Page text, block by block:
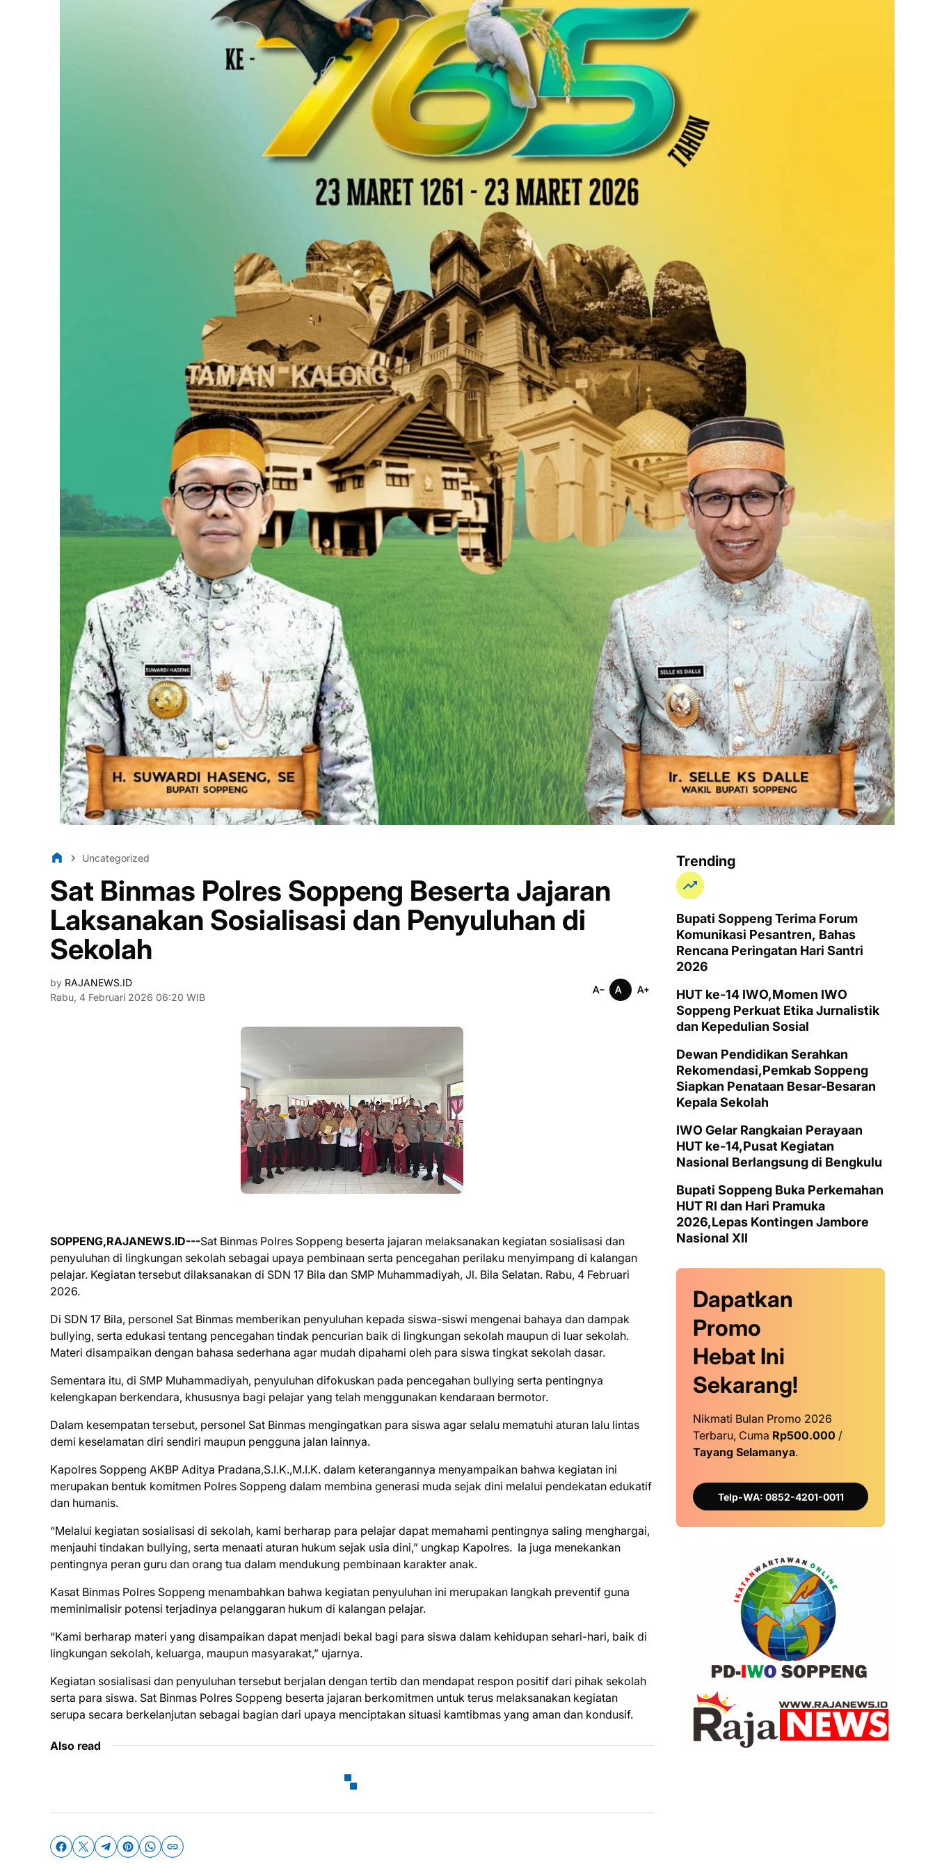
Uncategorized
Sat Binmas Polres Soppeng Beserta Jajaran
Laksanakan Sosialisasi dan Penyuluhan di
Sekolah
by RAJANEWS.ID
Rabu, 4 Februari 2026 06:20 WIB
SOPPENG,RAJANEWS.ID---Sat Binmas Polres Soppeng beserta jajaran melaksanakan kegiatan sosialisasi dan
penyuluhan di lingkungan sekolah sebagai upaya pembinaan serta pencegahan perilaku menyimpang di kalangan
pelajar. Kegiatan tersebut dilaksanakan di SDN 17 Bila dan SMP Muhammadiyah, Jl. Bila Selatan. Rabu, 4 Februari
2026.
Di SDN 17 Bila, personel Sat Binmas memberikan penyuluhan kepada siswa-siswi mengenai bahaya dan dampak
bullying, serta edukasi tentang pencegahan tindak pencurian baik di lingkungan sekolah maupun di luar sekolah.
Materi disampaikan dengan bahasa sederhana agar mudah dipahami oleh para siswa tingkat sekolah dasar.
Sementara itu, di SMP Muhammadiyah, penyuluhan difokuskan pada pencegahan bullying serta pentingnya
kelengkapan berkendara, khususnya bagi pelajar yang telah menggunakan kendaraan bermotor.
Dalam kesempatan tersebut, personel Sat Binmas mengingatkan para siswa agar selalu mematuhi aturan lalu lintas
demi keselamatan diri sendiri maupun pengguna jalan lainnya.
Kapolres Soppeng AKBP Aditya Pradana,S.I.K.,M.I.K. dalam keterangannya menyampaikan bahwa kegiatan ini
merupakan bentuk komitmen Polres Soppeng dalam membina generasi muda sejak dini melalui pendekatan edukatif
dan humanis.
“Melalui kegiatan sosialisasi di sekolah, kami berharap para pelajar dapat memahami pentingnya saling menghargai,
menjauhi tindakan bullying, serta menaati aturan hukum sejak usia dini,” ungkap Kapolres. Ia juga menekankan
pentingnya peran guru dan orang tua dalam mendukung pembinaan karakter anak.
Kasat Binmas Polres Soppeng menambahkan bahwa kegiatan penyuluhan ini merupakan langkah preventif guna
meminimalisir potensi terjadinya pelanggaran hukum di kalangan pelajar.
“Kami berharap materi yang disampaikan dapat menjadi bekal bagi para siswa dalam kehidupan sehari-hari, baik di
lingkungan sekolah, keluarga, maupun masyarakat,” ujarnya.
Kegiatan sosialisasi dan penyuluhan tersebut berjalan dengan tertib dan mendapat respon positif dari pihak sekolah
serta para siswa. Sat Binmas Polres Soppeng beserta jajaran berkomitmen untuk terus melaksanakan kegiatan
serupa secara berkelanjutan sebagai bagian dari upaya menciptakan situasi kamtibmas yang aman dan kondusif.
Also read
Trending
Bupati Soppeng Terima Forum
Komunikasi Pesantren, Bahas
Rencana Peringatan Hari Santri
2026
HUT ke-14 IWO,Momen IWO
Soppeng Perkuat Etika Jurnalistik
dan Kepedulian Sosial
Dewan Pendidikan Serahkan
Rekomendasi,Pemkab Soppeng
Siapkan Penataan Besar-Besaran
Kepala Sekolah
IWO Gelar Rangkaian Perayaan
HUT ke-14,Pusat Kegiatan
Nasional Berlangsung di Bengkulu
Bupati Soppeng Buka Perkemahan
HUT RI dan Hari Pramuka
2026,Lepas Kontingen Jambore
Nasional XII
Dapatkan
Promo
Hebat Ini
Sekarang!
Nikmati Bulan Promo 2026
Terbaru, Cuma Rp500.000 /
Tayang Selamanya.
Telp-WA: 0852-4201-0011